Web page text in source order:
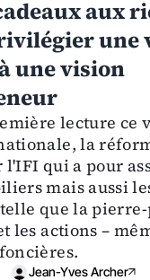
aux
une
une vision
lecture ce
la
qui a pour
mais aussi
que la pierre-
les actions –
Jean-Yves Archer